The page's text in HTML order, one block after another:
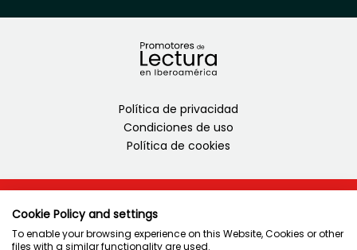
Política de privacidad
Condiciones de uso
Política de cookies
Juntos cuidamos la educación
Cookie Policy and settings
To enable your browsing experience on this Website, Cookies or other
files with a similar functionality are used.